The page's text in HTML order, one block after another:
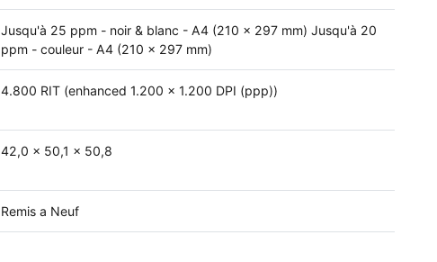
Jusqu'à 25 ppm - noir & blanc - A4 (210 x 297 mm) Jusqu'à 20
ppm - couleur - A4 (210 x 297 mm)
4.800 RIT (enhanced 1.200 x 1.200 DPI (ppp))
42,0‎ x 50,1 x 50,8
Remis a Neuf